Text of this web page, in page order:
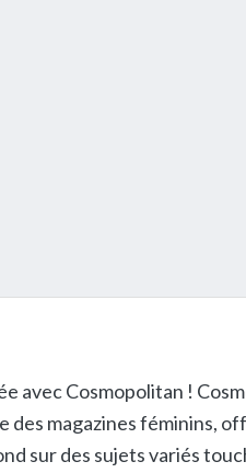
avec Cosmopolitan !
magazines féminins,
sur des sujets variés